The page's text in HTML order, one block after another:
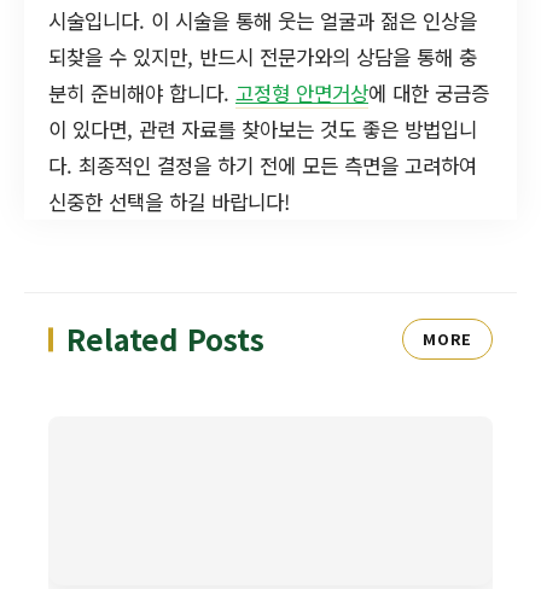
시술입니다. 이 시술을 통해 웃는 얼굴과 젊은 인상을
되찾을 수 있지만, 반드시 전문가와의 상담을 통해 충
분히 준비해야 합니다. 고정형 안면거상에 대한 궁금증
이 있다면, 관련 자료를 찾아보는 것도 좋은 방법입니
다. 최종적인 결정을 하기 전에 모든 측면을 고려하여
신중한 선택을 하길 바랍니다!
Related Posts MORE